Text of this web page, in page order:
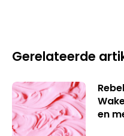
Gerelateerde
en